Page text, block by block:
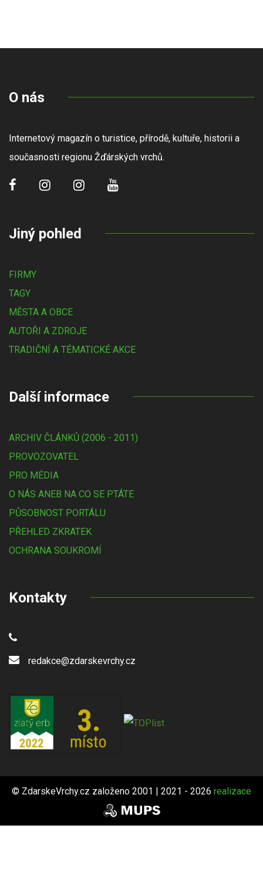
O nás
Internetový magazín o turistice, přírodě, kultuře, historii a
současnosti regionu Žďárských vrchů.
Jiný pohled
FIRMY
TAGY
MĚSTA A OBCE
AUTOŘI A ZDROJE
TRADIČNÍ A TÉMATICKÉ AKCE
Další informace
ARCHIV ČLÁNKŮ (2006 - 2011)
PROVOZOVATEL
PRO MÉDIA
O NÁS ANEB NA CO SE PTÁTE
PŮSOBNOST PORTÁLU
PŘEHLED ZKRATEK
OCHRANA SOUKROMÍ
Kontakty
redakce@zdarskevrchy.cz
© ZdarskeVrchy.cz založeno 2001 | 2021 - 2026 realizace